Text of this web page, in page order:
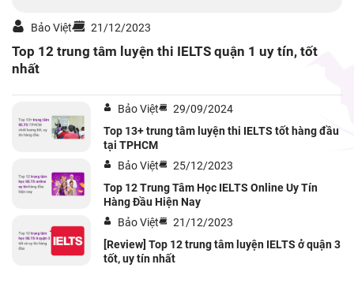
Bảo Việt 21/12/2023
Top 12 trung tâm luyện thi IELTS quận 1 uy tín, tốt
nhất
Bảo Việt
29/09/2024
Top 13+ trung tâm luyện thi IELTS tốt hàng đầu
tại TPHCM
Bảo Việt
25/12/2023
Top 12 Trung Tâm Học IELTS Online Uy Tín
Hàng Đầu Hiện Nay
Bảo Việt
21/12/2023
[Review] Top 12 trung tâm luyện IELTS ở quận 3
tốt, uy tín nhất